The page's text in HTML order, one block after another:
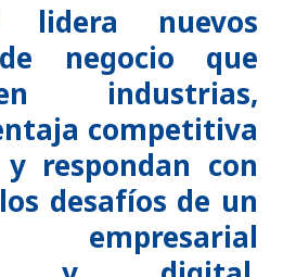
lidera nuevos
negocio que
industrias,
competitiva
respondan con
desafíos de un
empresarial